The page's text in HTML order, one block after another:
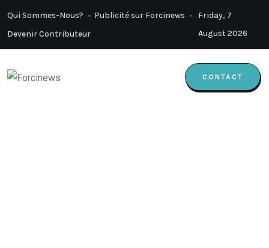
Qui Sommes-Nous?
Publicité sur Forcinews
Devenir Contributeur
Friday, 7
August 2026
CONTACT